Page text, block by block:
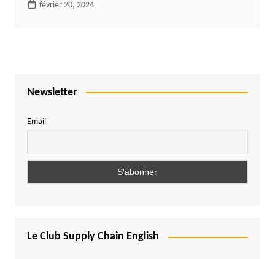
février 20, 2024
Newsletter
Email
Le Club Supply Chain English